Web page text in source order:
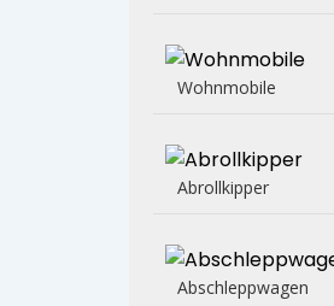
Wohnmobile
Abrollkipper
Abschleppwagen